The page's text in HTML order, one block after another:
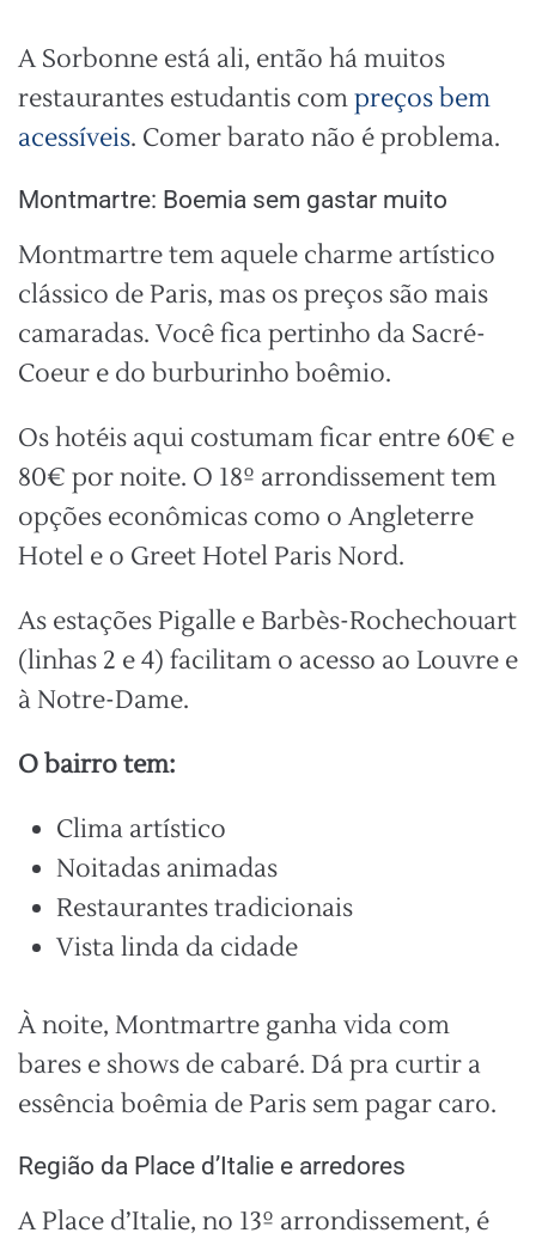
A Sorbonne está ali, então há muitos
restaurantes estudantis compreços bem
acessíveis. Comer barato não é problema.
Montmartre: Boemia sem gastar muito
Montmartre tem aquele charme artístico
clássico de Paris, mas os preços são mais
camaradas. Você fica pertinho da Sacré-
Coeur e do burburinho boêmio.
Os hotéis aqui costumam ficar entre 60€ e
80€ por noite. O 18º arrondissement tem
opções econômicas como o Angleterre
Hotel e o Greet Hotel Paris Nord.
As estações Pigalle e Barbès-Rochechouart
(linhas 2 e 4) facilitam o acesso ao Louvre e
à Notre-Dame.
O bairro tem:
Clima artístico
Noitadas animadas
Restaurantes tradicionais
Vista linda da cidade
À noite, Montmartre ganha vida com
bares e shows de cabaré. Dá pra curtir a
essência boêmia de Paris sem pagar caro.
Região da Place d’Italie e arredores
A Place d’Italie, no 13º arrondissement, é